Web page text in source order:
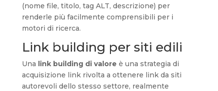
(nome file, titolo, tag ALT, descrizione) per
renderle più facilmente comprensibili per i
motori di ricerca.
Link building per siti edili
Una link building di valore è una strategia di
acquisizione link rivolta a ottenere link da siti
autorevoli dello stesso settore, realmente